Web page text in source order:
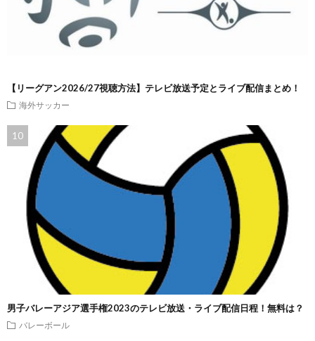
【リーグアン2026/27視聴方法】テレビ放送予定とライブ配信まとめ！
海外サッカー
男子バレーアジア選手権2023のテレビ放送・ライブ配信日程！無料は？
バレーボール